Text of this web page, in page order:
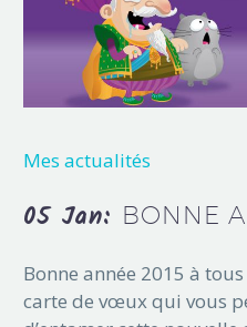
Mes actualités
05 Jan: BONNE
Bonne année 2015 à
carte de vœux qui vous